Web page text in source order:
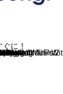
You
Dying Of Thirst
You Out
Wanted
Morton Music 2
Nuthing ta F' Wit
Ringin'
に！